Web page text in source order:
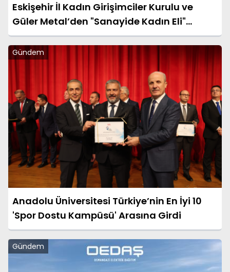
Eskişehir İl Kadın Girişimciler Kurulu ve
Güler Metal’den "Sanayide Kadın Eli"
Protokolü
Gündem
Anadolu Üniversitesi Türkiye’nin En İyi 10
'Spor Dostu Kampüsü' Arasına Girdi
Gündem